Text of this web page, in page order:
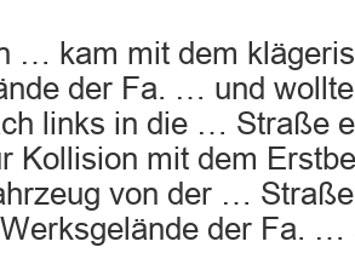
… kam mit dem
der Fa. … und
links in die … Straße
Kollision mit dem
von der …
der Fa. …